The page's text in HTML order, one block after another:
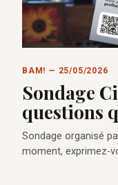
BAM! — 25/05/2026
Sondage
questions
Sondage organisé
moment, exprimez-